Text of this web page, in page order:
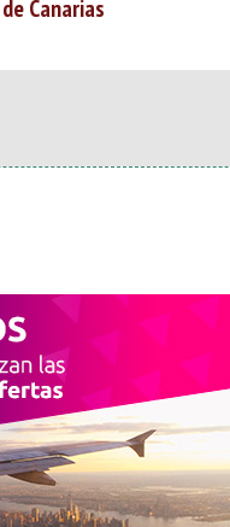
Canarias